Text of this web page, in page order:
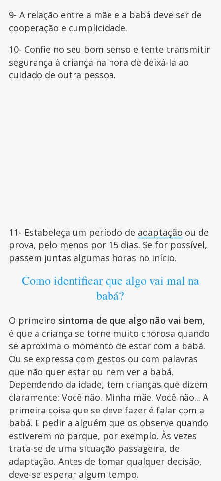
9- A relação entre a mãe e a babá deve ser de
cooperação e cumplicidade.
10- Confie no seu bom senso e tente transmitir
segurança à criança na hora de deixá-la ao
cuidado de outra pessoa.
11- Estabeleça um período de adaptação ou de
prova, pelo menos por 15 dias. Se for possível,
passem juntas algumas horas no início.
Como identificar que algo vai mal na
babá?
O primeiro sintoma de que algo não vai bem,
é que a criança se torne muito chorosa quando
se aproxima o momento de estar com a babá.
Ou se expressa com gestos ou com palavras
que não quer estar ou nem ver a babá.
Dependendo da idade, tem crianças que dizem
claramente: Você não. Minha mãe. Você não... A
primeira coisa que se deve fazer é falar com a
babá. E pedir a alguém que os observe quando
estiverem no parque, por exemplo. Às vezes
trata-se de uma situação passageira, de
adaptação. Antes de tomar qualquer decisão,
deve-se esperar algum tempo.